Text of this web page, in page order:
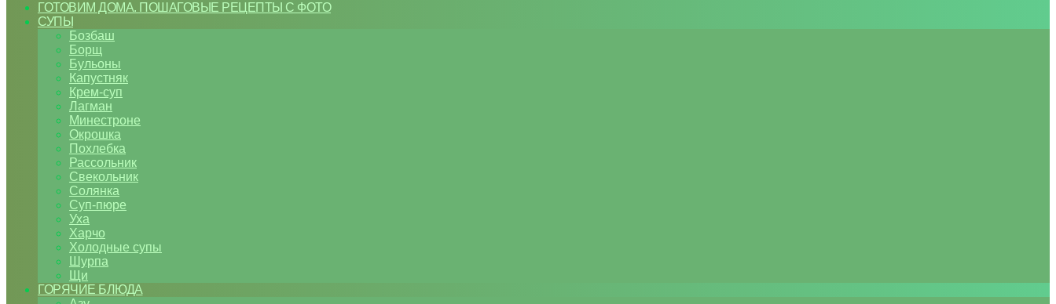
ГОТОВИМ ДОМА. ПОШАГОВЫЕ РЕЦЕПТЫ С ФОТО
СУПЫ
Бозбаш
Борщ
Бульоны
Капустняк
Крем-суп
Лагман
Минестроне
Окрошка
Похлебка
Рассольник
Свекольник
Солянка
Суп-пюре
Уха
Харчо
Холодные супы
Шурпа
Щи
ГОРЯЧИЕ БЛЮДА